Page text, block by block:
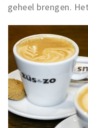
geheel brengen.